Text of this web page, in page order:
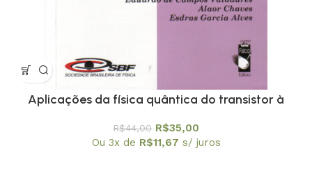
Aplicações da física quântica do transistor à
/ SBF
R$44,00 R$35,00
Ou 3x de R$11,67 s/ juros